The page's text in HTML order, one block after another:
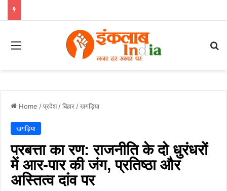
Menu
Home /प्रदेश /बिहार /खगड़िया
खगड़िया
परबत्ता का रण: राजनीति के दो धुरंधरों
में आर-पार की जंग, प्रतिष्ठा और
अस्तित्व दांव पर